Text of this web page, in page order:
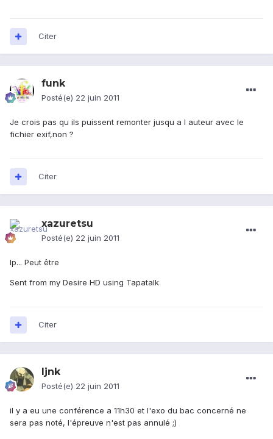
Citer
funk
Posté(e) 22 juin 2011
Je crois pas qu ils puissent remonter jusqu a l auteur avec le
fichier exif,non ?
Citer
xazuretsu
Posté(e) 22 juin 2011
Ip... Peut être
Sent from my Desire HD using Tapatalk
Citer
ljnk
Posté(e) 22 juin 2011
il y a eu une conférence a 11h30 et l'exo du bac concerné ne
sera pas noté, l'épreuve n'est pas annulé ;)